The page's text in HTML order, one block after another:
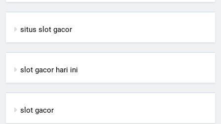
situs slot gacor
slot gacor hari ini
slot gacor